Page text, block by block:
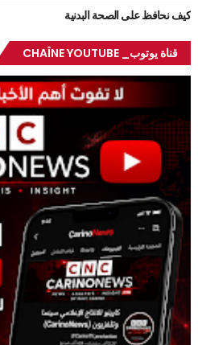
كيف نحافظ على الصحة البدنية
قناة يوتوب_ CHAÎNE YOUTUBE